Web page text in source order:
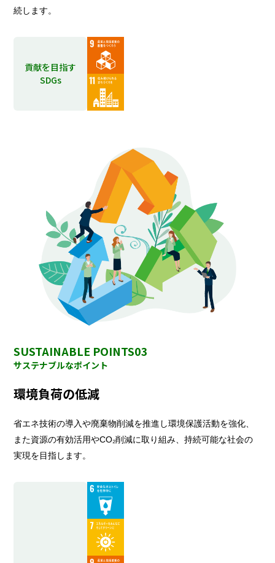
続します。
貢献を目指す
SDGs
SUSTAINABLE POINTS03
サステナブルなポイント
環境負荷の低減
省エネ技術の導入や廃棄物削減を推進し環境保護活動を強化、
また資源の有効活用やCO₂削減に取り組み、持続可能な社会の
実現を目指します。